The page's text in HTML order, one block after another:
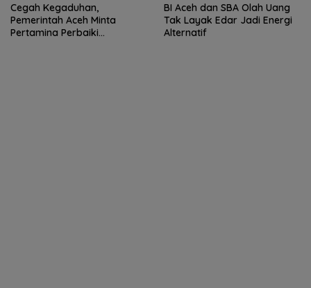
Cegah Kegaduhan,
Pemerintah Aceh Minta
Pertamina Perbaiki
BI Aceh dan SBA Olah Uang
Tak Layak Edar Jadi Energi
Alternatif